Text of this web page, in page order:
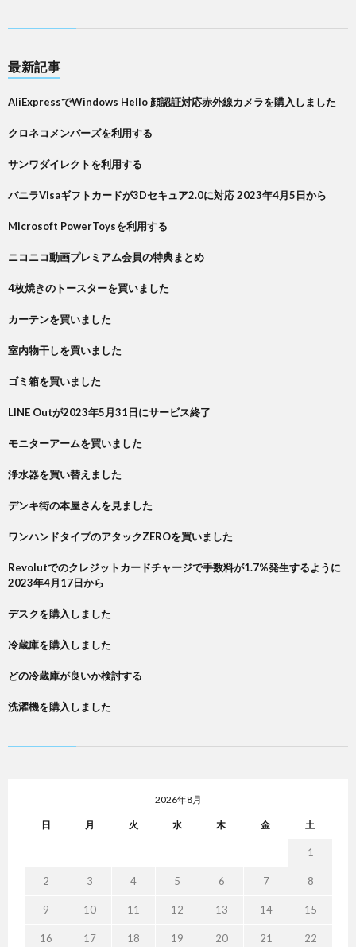
最新記事
AliExpressでWindows Hello 顔認証対応赤外線カメラを購入しました
クロネコメンバーズを利用する
サンワダイレクトを利用する
バニラVisaギフトカードが3Dセキュア2.0に対応 2023年4月5日から
Microsoft PowerToysを利用する
ニコニコ動画プレミアム会員の特典まとめ
4枚焼きのトースターを買いました
カーテンを買いました
室内物干しを買いました
ゴミ箱を買いました
LINE Outが2023年5月31日にサービス終了
モニターアームを買いました
浄水器を買い替えました
デンキ街の本屋さんを見ました
ワンハンドタイプのアタックZEROを買いました
Revolutでのクレジットカードチャージで手数料が1.7%発生するように
2023年4月17日から
デスクを購入しました
冷蔵庫を購入しました
どの冷蔵庫が良いか検討する
洗濯機を購入しました
2026年8月
日 月 火 水 木 金 土
1
2 3 4 5 6 7 8
9 10 11 12 13 14 15
16 17 18 19 20 21 22